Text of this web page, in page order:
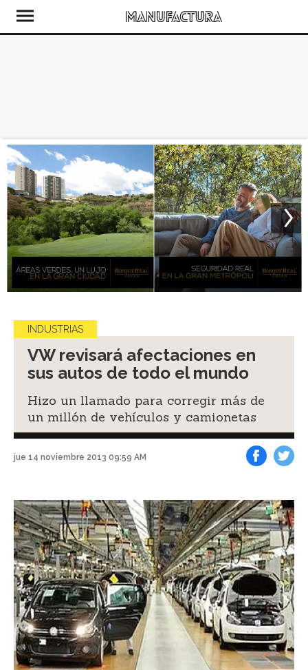
INDUSTRIAS
VW revisará afectaciones en
sus autos de todo el mundo
Hizo un llamado para corregir más de
un millón de vehículos y camionetas
jue 14 noviembre 2013 09:59 AM